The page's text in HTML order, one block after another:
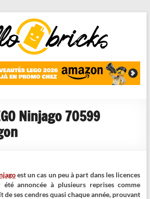
Ninjago 70599
est un cas un peu à part dans les licences
été annoncée à plusieurs reprises comme
de ses cendres quasi chaque année, prouvant